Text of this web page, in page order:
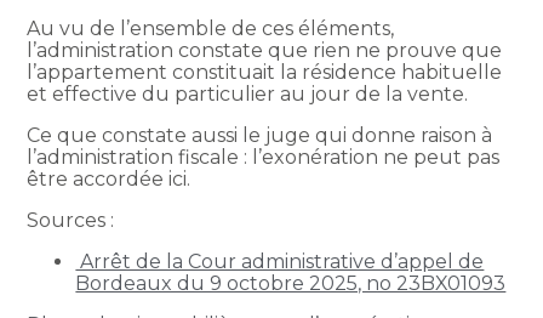
Au vu de l’ensemble de ces éléments,
l’administration constate que rien ne prouve que
l’appartement constituait la résidence habituelle
et effective du particulier au jour de la vente.
Ce que constate aussi le juge qui donne raison à
l’administration fiscale : l’exonération ne peut pas
être accordée ici.
Sources :
Arrêt de la Cour administrative d’appel de
Bordeaux du 9 octobre 2025, no 23BX01093